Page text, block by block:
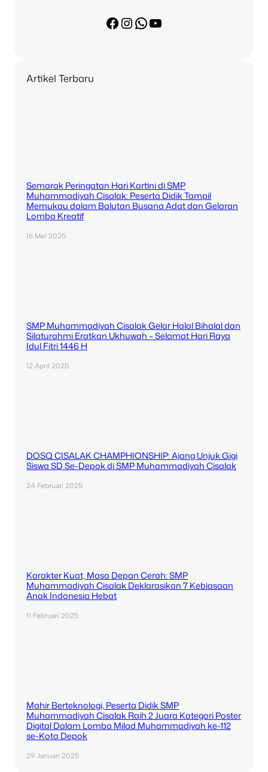
Facebook InstagramWhatsApp YouTube
Artikel Terbaru
Semarak Peringatan Hari Kartini di SMP
Muhammadiyah Cisalak: Peserta Didik Tampil
Memukau dalam Balutan Busana Adat dan Gelaran
Lomba Kreatif
16 Mei 2025
SMP Muhammadiyah Cisalak Gelar Halal Bihalal dan
Silaturahmi Eratkan Ukhuwah – Selamat Hari Raya
Idul Fitri 1446 H
12 April 2025
DOSQ CISALAK CHAMPHIONSHIP: Ajang Unjuk Gigi
Siswa SD Se-Depok di SMP Muhammadiyah Cisalak
24 Februari 2025
Karakter Kuat, Masa Depan Cerah: SMP
Muhammadiyah Cisalak Deklarasikan 7 Kebiasaan
Anak Indonesia Hebat
11 Februari 2025
Mahir Berteknologi, Peserta Didik SMP
Muhammadiyah Cisalak Raih 2 Juara Kategori Poster
Digital Dalam Lomba Milad Muhammadiyah ke-112
se-Kota Depok
29 Januari 2025